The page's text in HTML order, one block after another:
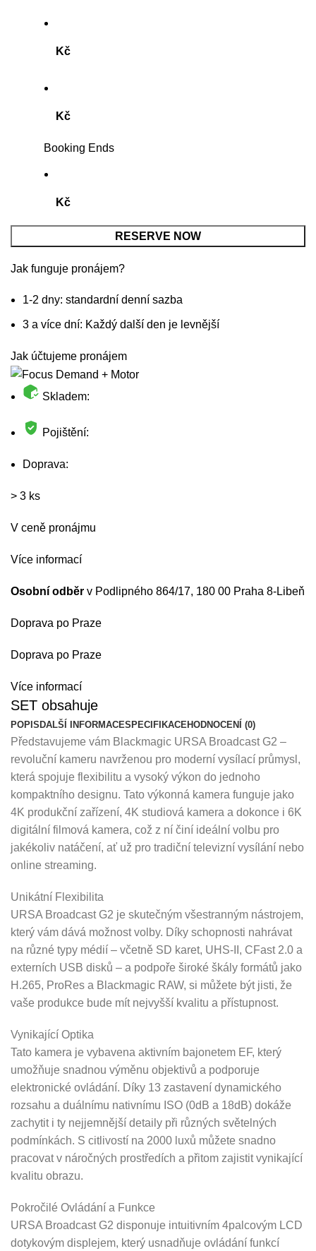
Kč
Kč
Booking Ends
Kč
RESERVE NOW
Jak funguje pronájem?
1-2 dny: standardní denní sazba
3 a více dní: Každý další den je levnější
Jak účtujeme pronájem
Skladem:
Pojištění:
Doprava:
> 3 ks
V ceně pronájmu
Více informací
Osobní odběr v Podlipného 864/17, 180 00 Praha 8-Libeň
Doprava po Praze
Doprava po Praze
Více informací
SET obsahuje
POPIS DALŠÍ INFORMACESPECIFIKACE HODNOCENÍ (0)
Představujeme vám Blackmagic URSA Broadcast G2 –
revoluční kameru navrženou pro moderní vysílací průmysl,
která spojuje flexibilitu a vysoký výkon do jednoho
kompaktního designu. Tato výkonná kamera funguje jako
4K produkční zařízení, 4K studiová kamera a dokonce i 6K
digitální filmová kamera, což z ní činí ideální volbu pro
jakékoliv natáčení, ať už pro tradiční televizní vysílání nebo
online streaming.
Unikátní Flexibilita
URSA Broadcast G2 je skutečným všestranným nástrojem,
který vám dává možnost volby. Díky schopnosti nahrávat
na různé typy médií – včetně SD karet, UHS-II, CFast 2.0 a
externích USB disků – a podpoře široké škály formátů jako
H.265, ProRes a Blackmagic RAW, si můžete být jisti, že
vaše produkce bude mít nejvyšší kvalitu a přístupnost.
Vynikající Optika
Tato kamera je vybavena aktivním bajonetem EF, který
umožňuje snadnou výměnu objektivů a podporuje
elektronické ovládání. Díky 13 zastavení dynamického
rozsahu a duálnímu nativnímu ISO (0dB a 18dB) dokáže
zachytit i ty nejjemnější detaily při různých světelných
podmínkách. S citlivostí na 2000 luxů můžete snadno
pracovat v náročných prostředích a přitom zajistit vynikající
kvalitu obrazu.
Pokročilé Ovládání a Funkce
URSA Broadcast G2 disponuje intuitivním 4palcovým LCD
dotykovým displejem, který usnadňuje ovládání funkcí